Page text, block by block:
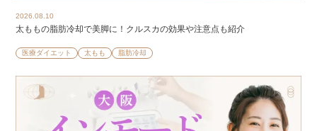
2026.08.10
太ももの脂肪冷却で美脚に！クルスカの効果や注意点も紹介
医療ダイエット 太もも 脂肪冷却